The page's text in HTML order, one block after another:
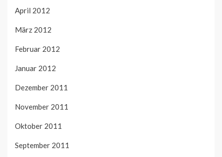
April 2012
März 2012
Februar 2012
Januar 2012
Dezember 2011
November 2011
Oktober 2011
September 2011